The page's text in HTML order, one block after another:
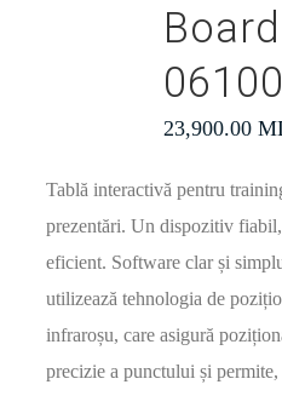
23,900.00
Tablă interactivă pentru
prezentări. Un dispozitiv
eficient. Software clar și
utilizează tehnologia de
infraroșu, care asigură
precizie a punctului și permite,